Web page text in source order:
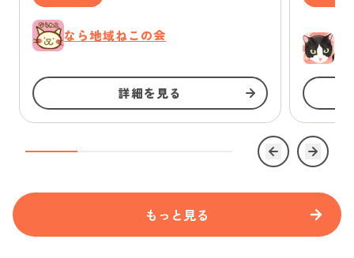
なら地域ねこの会
詳細を見る
ゆ
もっと見る